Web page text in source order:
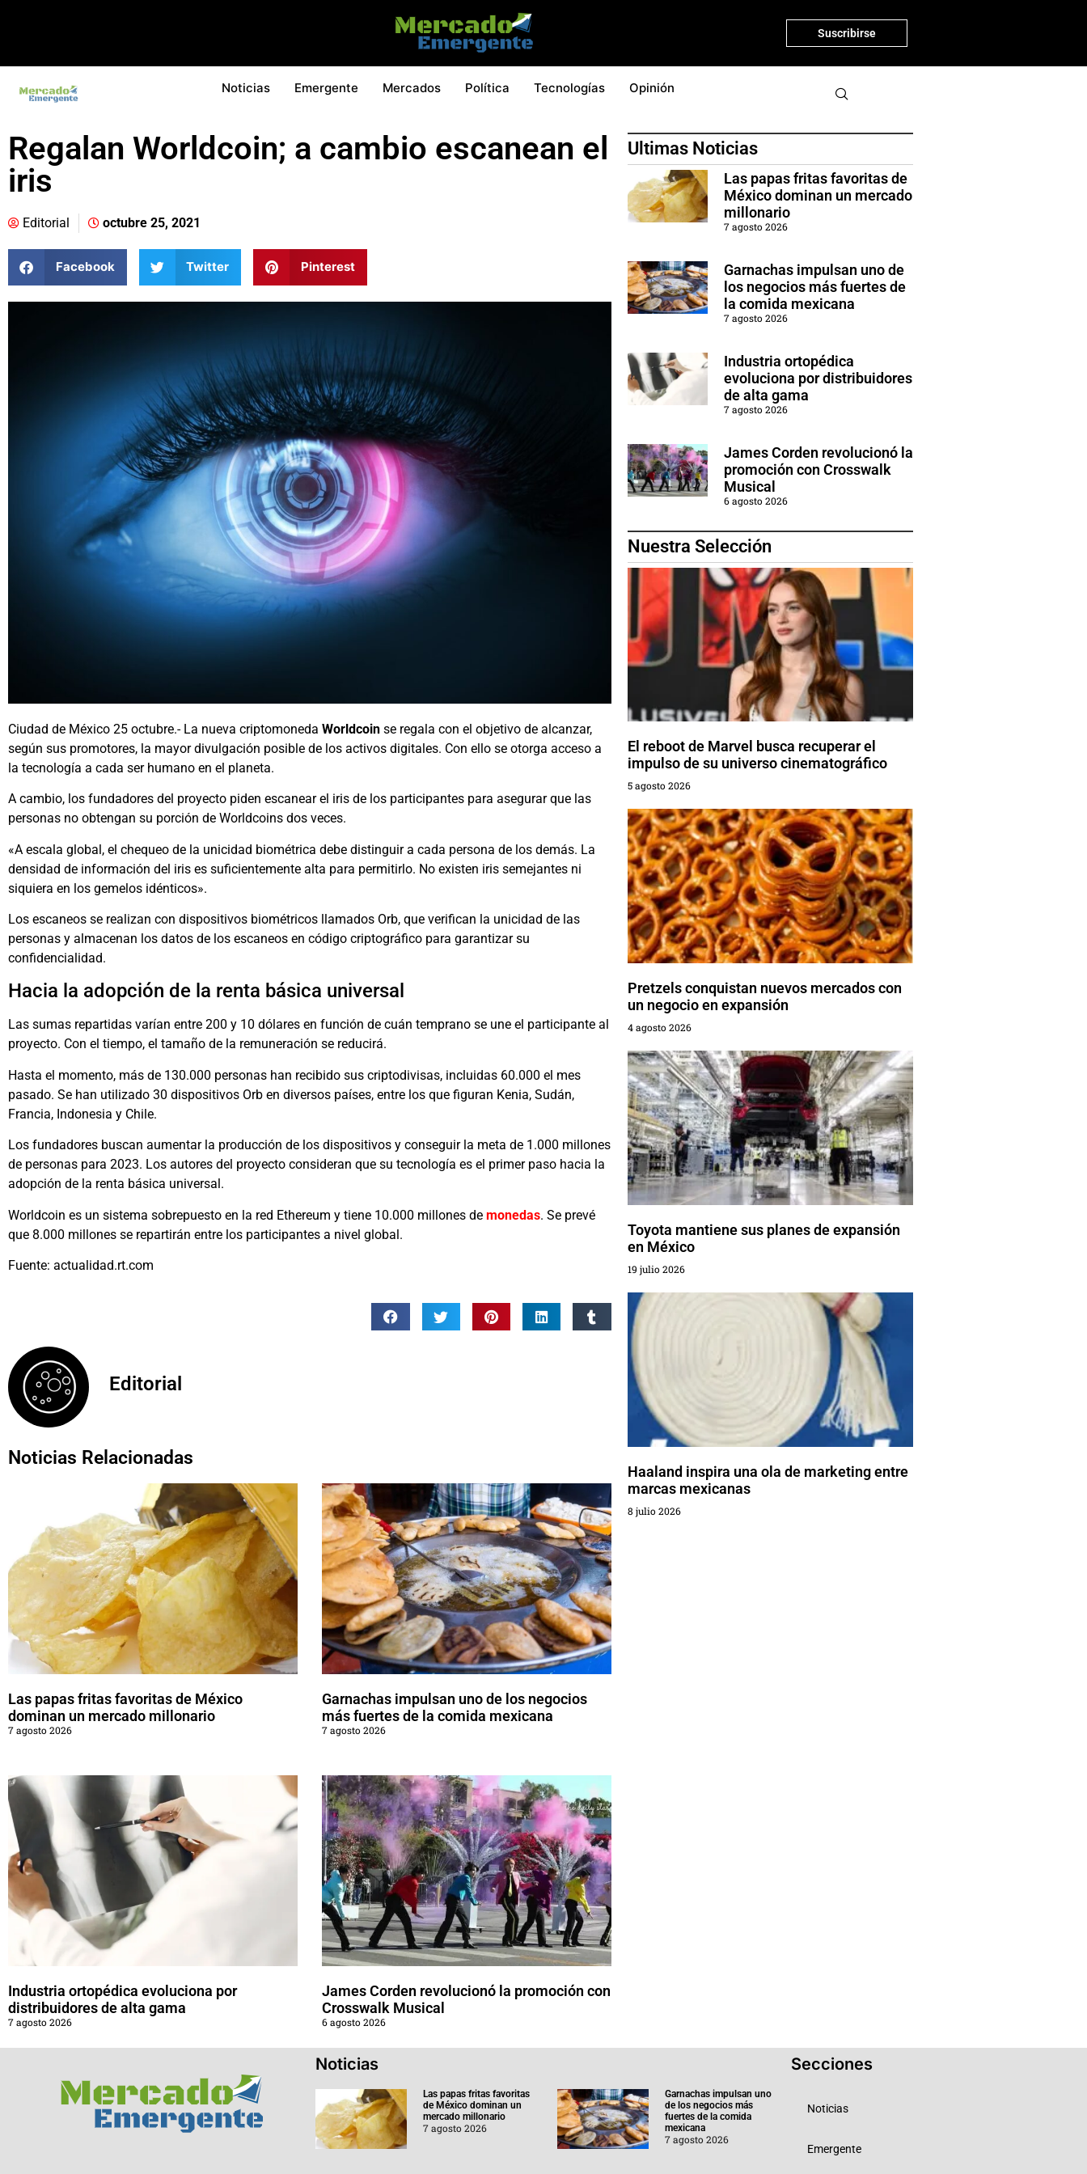
Suscribirse
Noticias Emergente Mercados Política Tecnologías Opinión
Regalan Worldcoin; a cambio escanean el
iris
Editorial octubre 25, 2021
Facebook Twitter Pinterest
Ciudad de México 25 octubre.- La nueva criptomoneda Worldcoin se regala con el objetivo de alcanzar,
según sus promotores, la mayor divulgación posible de los activos digitales. Con ello se otorga acceso a
la tecnología a cada ser humano en el planeta.
A cambio, los fundadores del proyecto piden escanear el iris de los participantes para asegurar que las
personas no obtengan su porción de Worldcoins dos veces.
«A escala global, el chequeo de la unicidad biométrica debe distinguir a cada persona de los demás. La
densidad de información del iris es suficientemente alta para permitirlo. No existen iris semejantes ni
siquiera en los gemelos idénticos».
Los escaneos se realizan con dispositivos biométricos llamados Orb, que verifican la unicidad de las
personas y almacenan los datos de los escaneos en código criptográfico para garantizar su
confidencialidad.
Hacia la adopción de la renta básica universal
Las sumas repartidas varían entre 200 y 10 dólares en función de cuán temprano se une el participante al
proyecto. Con el tiempo, el tamaño de la remuneración se reducirá.
Hasta el momento, más de 130.000 personas han recibido sus criptodivisas, incluidas 60.000 el mes
pasado. Se han utilizado 30 dispositivos Orb en diversos países, entre los que figuran Kenia, Sudán,
Francia, Indonesia y Chile.
Los fundadores buscan aumentar la producción de los dispositivos y conseguir la meta de 1.000 millones
de personas para 2023. Los autores del proyecto consideran que su tecnología es el primer paso hacia la
adopción de la renta básica universal.
Worldcoin es un sistema sobrepuesto en la red Ethereum y tiene 10.000 millones de monedas. Se prevé
que 8.000 millones se repartirán entre los participantes a nivel global.
Fuente: actualidad.rt.com
Editorial
Noticias Relacionadas
Las papas fritas favoritas de México
dominan un mercado millonario
7 agosto 2026
Garnachas impulsan uno de los negocios
más fuertes de la comida mexicana
7 agosto 2026
Industria ortopédica evoluciona por
distribuidores de alta gama
7 agosto 2026
James Corden revolucionó la promoción con
Crosswalk Musical
6 agosto 2026
Ultimas Noticias
Las papas fritas favoritas de
México dominan un mercado
millonario
7 agosto 2026
Garnachas impulsan uno de
los negocios más fuertes de
la comida mexicana
7 agosto 2026
Industria ortopédica
evoluciona por distribuidores
de alta gama
7 agosto 2026
James Corden revolucionó la
promoción con Crosswalk
Musical
6 agosto 2026
Nuestra Selección
El reboot de Marvel busca recuperar el
impulso de su universo cinematográfico
5 agosto 2026
Pretzels conquistan nuevos mercados con
un negocio en expansión
4 agosto 2026
Toyota mantiene sus planes de expansión
en México
19 julio 2026
Haaland inspira una ola de marketing entre
marcas mexicanas
8 julio 2026
Noticias
Las papas fritas favoritas
de México dominan un
mercado millonario
7 agosto 2026
Garnachas impulsan uno
de los negocios más
fuertes de la comida
mexicana
7 agosto 2026
Secciones
Noticias
Emergente